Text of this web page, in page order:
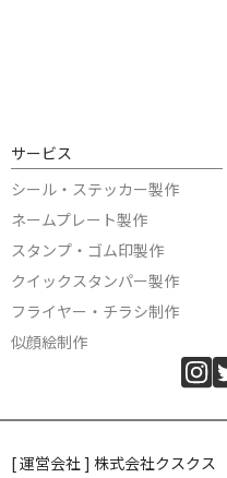
サービス
シール・ステッカー製作
ネームプレート製作
スタンプ・ゴム印製作
クイックスタンパー製作
フライヤー・チラシ制作
似顔絵制作
[ 運営会社 ] 株式会社クスクス